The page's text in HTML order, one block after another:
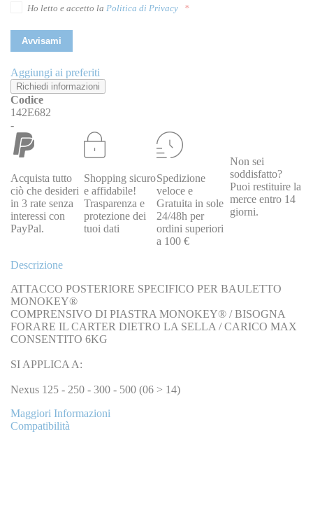
Ho letto e accetto la Politica di Privacy
Avvisami
Aggiungi ai preferiti
Richiedi informazioni
Codice
142E682
-
Acquista tutto
ciò che desideri
in 3 rate senza
interessi con
PayPal.
Shopping sicuro
e affidabile!
Trasparenza e
protezione dei
tuoi dati
Spedizione
veloce e
Gratuita in sole
24/48h per
ordini superiori
a 100 €
Non sei
soddisfatto?
Puoi restituire la
merce entro 14
giorni.
Descrizione
ATTACCO POSTERIORE SPECIFICO PER BAULETTO
MONOKEY®
COMPRENSIVO DI PIASTRA MONOKEY® / BISOGNA
FORARE IL CARTER DIETRO LA SELLA / CARICO MAX
CONSENTITO 6KG
SI APPLICA A:
Nexus 125 - 250 - 300 - 500 (06 > 14)
Maggiori Informazioni
Compatibilità